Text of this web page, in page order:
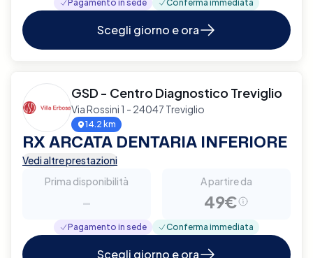
Pagamento in sede Conferma immediata
Scegli giorno e ora
GSD - Centro Diagnostico Treviglio
Via Rossini 1 - 24047 Treviglio
14.2 km
RX ARCATA DENTARIA INFERIORE
Vedi altre prestazioni
Prima disponibilità
-
A partire da
49€
Pagamento in sede Conferma immediata
Scegli giorno e ora